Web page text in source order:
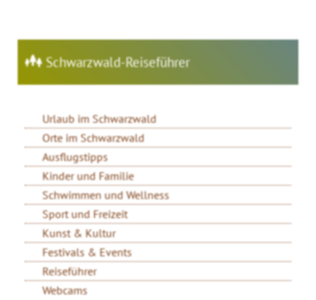
Schwarzwald-Reiseführer
Urlaub im Schwarzwald
Orte im Schwarzwald
Ausflugstipps
Kinder und Familie
Schwimmen und Wellness
Sport und Freizeit
Kunst & Kultur
Festivals & Events
Reiseführer
Webcams